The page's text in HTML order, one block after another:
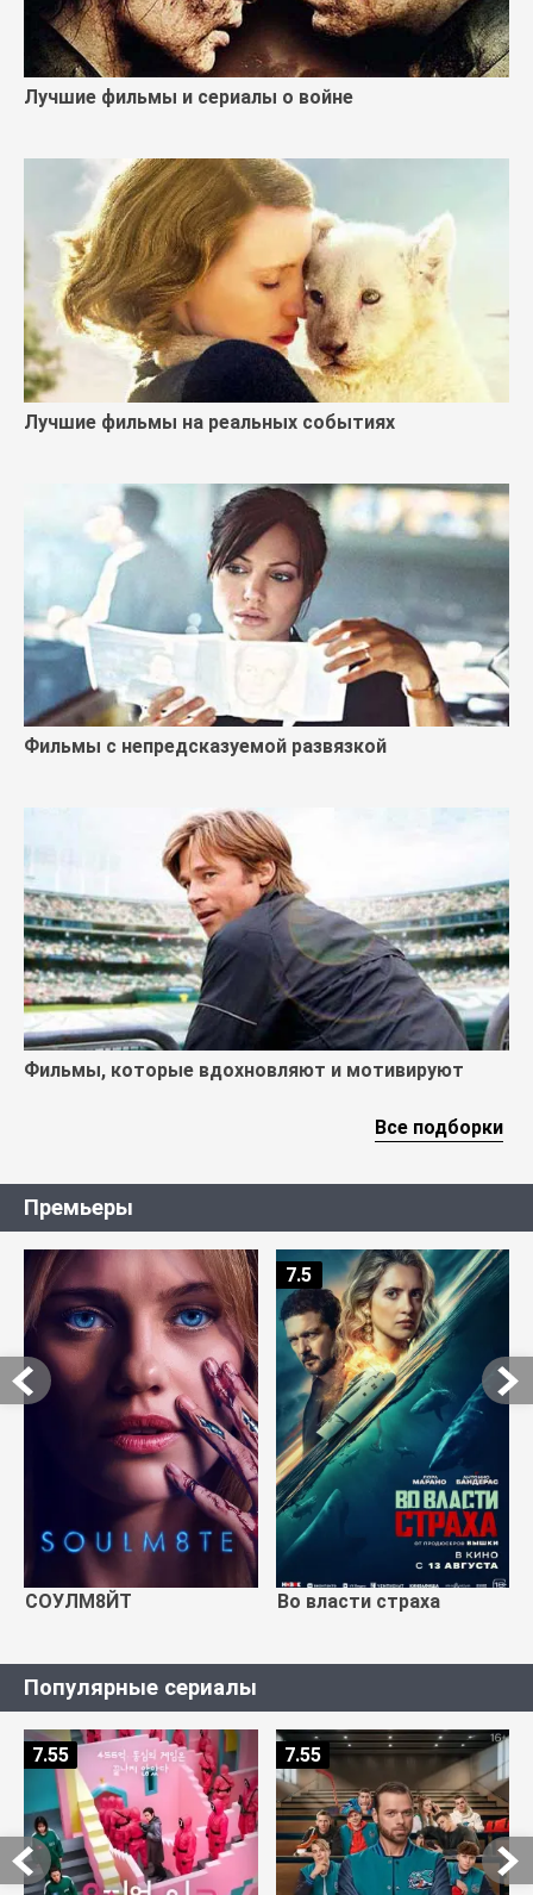
Лучшие фильмы и сериалы о войне
Лучшие фильмы на реальных событиях
Фильмы с непредсказуемой развязкой
Фильмы, которые вдохновляют и мотивируют
Все подборки
Премьеры
СОУЛМ8ЙТ Во власти страха
7.5
Популярные сериалы
7.55 7.55